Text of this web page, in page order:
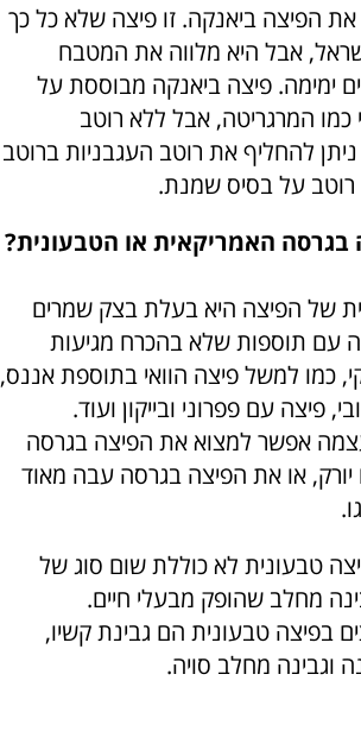
את הפיצה ביאנקה. זו פיצה שלא כל כך
אבל היא מלווה את המטבח
ימימה. פיצה ביאנקה מבוססת על
כמו המרגריטה, אבל ללא רוטב
להחליף את רוטב העגבניות ברוטב
רוטב על בסיס שמנת.
בגרסה האמריקאית או הטבעונית?
של הפיצה היא בעלת בצק שמרים
עם תוספות שלא בהכרח מגיעות
כמו למשל פיצה הוואי בתוספת אננס,
פיצה עם פפרוני ובייקון ועוד.
אפשר למצוא את הפיצה בגרסה
יורק, או את הפיצה בגרסה עבה מאוד
טבעונית לא כוללת שום סוג של
מחלב שהופק מבעלי חיים.
בפיצה טבעונית הם גבינת קשיו,
וגבינה מחלב סויה.